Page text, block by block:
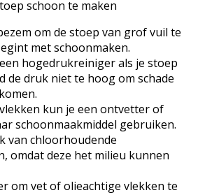
schoon te maken
om de stoep van grof vuil te
met schoonmaken.
hogedrukreiniger als je stoep
de druk niet te hoog om schade
kun je een ontvetter of
schoonmaakmiddel gebruiken.
van chloorhoudende
omdat deze het milieu kunnen
om vet of olieachtige vlekken te